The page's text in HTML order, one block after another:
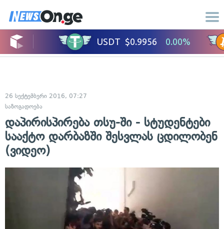
26 სექტემბერი 2016, 07:27
საზოგადოება
დაპირისპირება თსუ-ში - სტუდენტები
სააქტო დარბაზში შესვლას ცდილობენ
(ვიდეო)